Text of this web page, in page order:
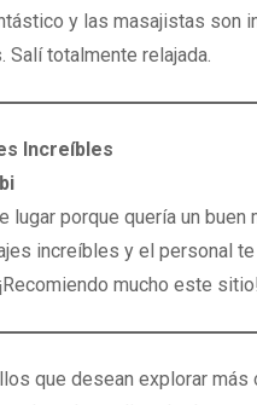
y las masajistas son
Salí totalmente relajada.
Increíbles
lugar porque quería un buen
increíbles y el personal
mucho este sitio!
que desean explorar más